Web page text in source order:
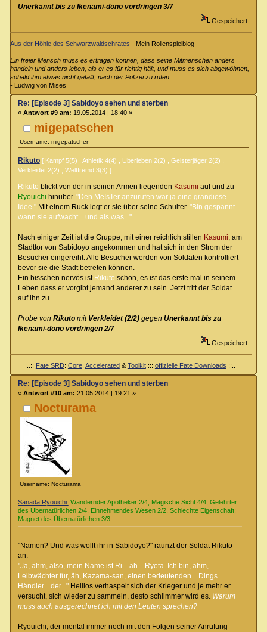
Unerkannt bis zu Ikenami-dono vordringen 3/7
Gespeichert
Aus der Höhle des Schwarzwaldschrates - Mein Rollenspielblog
Ein freier Mensch muss es ertragen können, dass seine Mitmenschen anders
handeln und anders leben, als er es für richtig hält, und muss es sich abgewöhnen,
sobald ihm etwas nicht gefällt, nach der Polizei zu rufen.
- Ludwig von Mises
migepatschen
Username: migepatschen
Re: [Episode 3] Sabidoyo sehen und sterben
« Antwort #9 am: 19.05.2014 | 18:40 »
Rikuto [ Kampf 5(5) , Athletik 4(4) , Überleben 2(2) , Geisterjäger 2(2) ,
Verkleidet 2(2) ; Weltfremd 3(3) ]
Rikuto blickt von der in seinen Armen liegenden Kasumi auf und zu
Ryouichi hinüber. "Den MeIsTer anzurufen war ja eine grandiose
Idee."Mit einem Ruck legt er sie über seine Schulter. "Bin gespannt
wann sie aufwacht... und als was..."
Nach einiger Zeit ist die Gruppe, mit einer reichlich stillen Kasumi, am
Stadttor von Sabidoyo angekommen und hat sich in den Strom der
Besucher eingereiht. Alle Besucher werden von Soldaten kontrolliert
bevor sie die Stadt betreten können.
Ein bisschen nervös ist Rikuto schon, es ist das erste mal in seinem
Leben dass er vorgibt jemand anderer zu sein. Jetzt tritt der Soldat
auf ihn zu...
Probe von Rikutomit Verkleidet (2/2) gegen Unerkannt bis zu
Ikenami-dono vordringen 2/7
Gespeichert
..:: Fate SRD: Core, Accelerated& Toolkit::: offizielle Fate Downloads ::..
Nocturama
Username: Nocturama
Re: [Episode 3] Sabidoyo sehen und sterben
« Antwort #10 am: 21.05.2014 | 19:21 »
Sanada Ryouichi: Wandernder Apotheker 2/4, Magische Sicht 4/4, Gelehrter
des Übernatürlichen 2/4, Einnehmendes Wesen 2/2, Schlechte Eigenschaft:
Magnet des Übernatürlichen 3/3
"Namen? Und was wollt ihr in Sabidoyo?" raunzt der Soldat Rikuto
an.
"Ja, ähm, also, mein Name ist Ri... äh... Ryota. Ich bin, ähm,
Leibwächter für, äh, Kazama-san, einen bedeutenden... Dings...
Händler... der..."Heillos verhaspelt sich der Krieger und je mehr er
versucht, sich wieder zu sammeln, desto schlimmer wird es. Warum
muss auch ausgerechnet ich mit den Leuten sprechen?
Ryouichi, der mental immer noch mit den Folgen seiner Anrufung